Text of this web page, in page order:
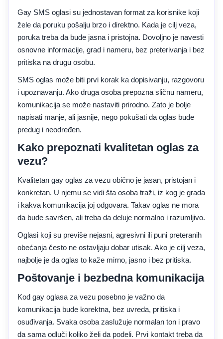
Gay SMS oglasi su jednostavan format za korisnike koji
žele da poruku pošalju brzo i direktno. Kada je cilj veza,
poruka treba da bude jasna i pristojna. Dovoljno je navesti
osnovne informacije, grad i nameru, bez preterivanja i bez
pritiska na drugu osobu.
SMS oglas može biti prvi korak ka dopisivanju, razgovoru
i upoznavanju. Ako druga osoba prepozna sličnu nameru,
komunikacija se može nastaviti prirodno. Zato je bolje
napisati manje, ali jasnije, nego pokušati da oglas bude
predug i neodređen.
Kako prepoznati kvalitetan oglas za
vezu?
Kvalitetan gay oglas za vezu obično je jasan, pristojan i
konkretan. U njemu se vidi šta osoba traži, iz kog je grada
i kakva komunikacija joj odgovara. Takav oglas ne mora
da bude savršen, ali treba da deluje normalno i razumljivo.
Oglasi koji su previše nejasni, agresivni ili puni preteranih
obećanja često ne ostavljaju dobar utisak. Ako je cilj veza,
najbolje je da oglas to kaže mirno, jasno i bez pritiska.
Poštovanje i bezbedna komunikacija
Kod gay oglasa za vezu posebno je važno da
komunikacija bude korektna, bez uvreda, pritiska i
osuđivanja. Svaka osoba zaslužuje normalan ton i pravo
da sama odluči koliko želi da podeli. Prvi kontakt treba da